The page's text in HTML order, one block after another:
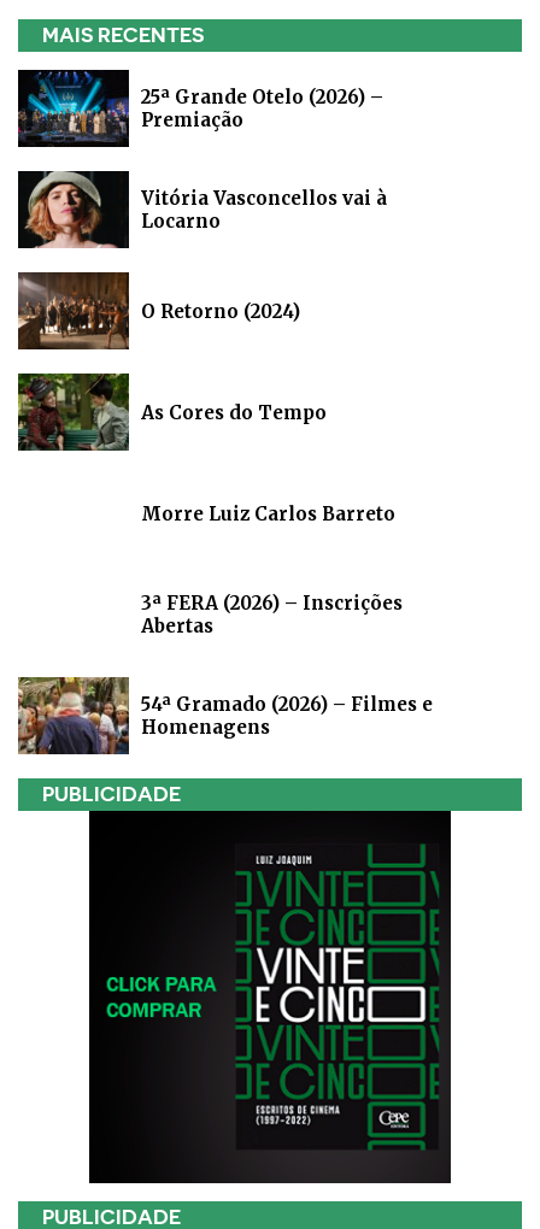
MAIS RECENTES
25ª Grande Otelo (2026) –
Premiação
Vitória Vasconcellos vai à
Locarno
O Retorno (2024)
As Cores do Tempo
Morre Luiz Carlos Barreto
3ª FERA (2026) – Inscrições
Abertas
54ª Gramado (2026) – Filmes e
Homenagens
PUBLICIDADE
PUBLICIDADE